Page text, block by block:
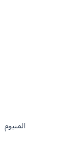
المنيوم